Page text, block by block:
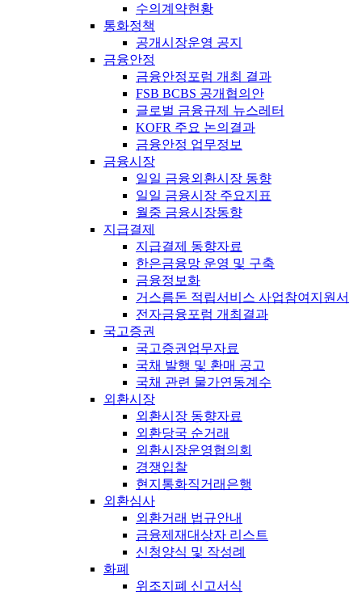
수의계약현황
통화정책
공개시장운영 공지
금융안정
금융안정포럼 개최 결과
FSB BCBS 공개협의안
글로벌 금융규제 뉴스레터
KOFR 주요 논의결과
금융안정 업무정보
금융시장
일일 금융외환시장 동향
일일 금융시장 주요지표
월중 금융시장동향
지급결제
지급결제 동향자료
한은금융망 운영 및 구축
금융정보화
거스름돈 적립서비스 사업참여지원서
전자금융포럼 개최결과
국고증권
국고증권업무자료
국채 발행 및 환매 공고
국채 관련 물가연동계수
외환시장
외환시장 동향자료
외환당국 순거래
외환시장운영협의회
경쟁입찰
현지통화직거래은행
외환심사
외환거래 법규안내
금융제재대상자 리스트
신청양식 및 작성례
화폐
위조지폐 신고서식